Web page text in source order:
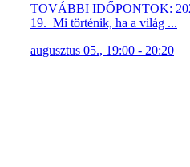
TOVÁBBI IDŐPONTOK:
19. Mi történik, ha a világ ...
augusztus 05., 19:00 - 20:20